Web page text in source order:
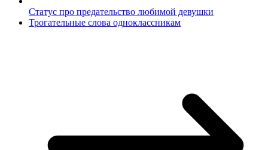
Статус про предательство любимой девушки
Трогательные слова одноклассникам